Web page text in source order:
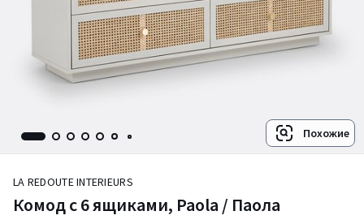
Похожие
LA REDOUTE INTERIEURS
Комод с 6 ящиками, Paola / Паола